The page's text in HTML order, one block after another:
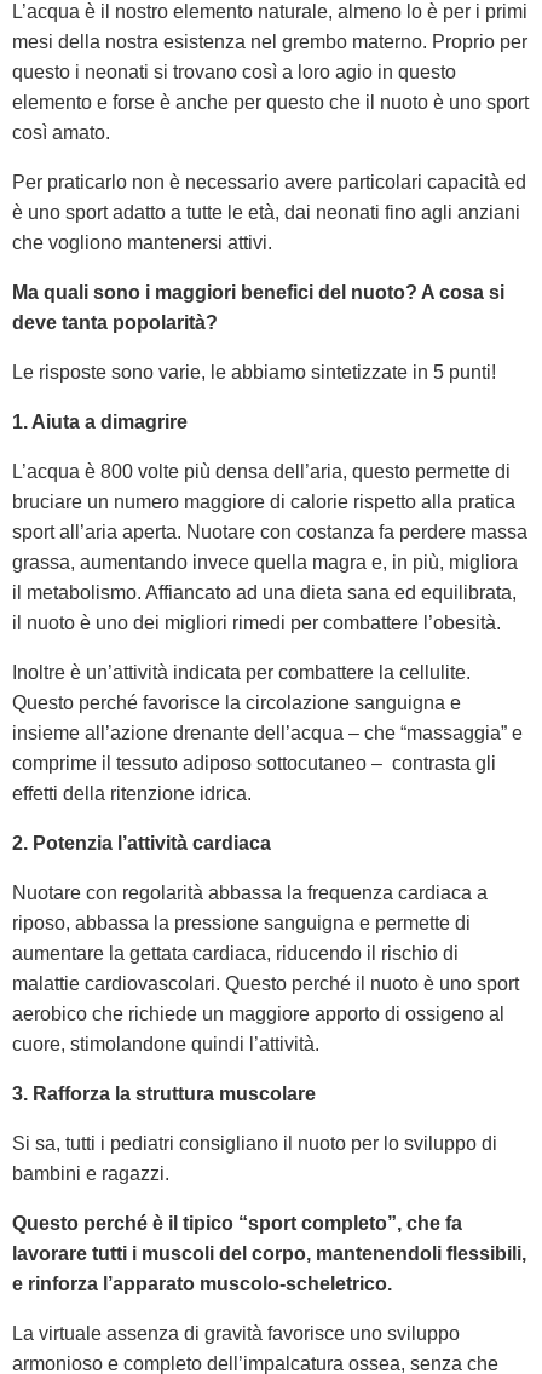
L’acqua è il nostro elemento naturale, almeno lo è per i primi
mesi della nostra esistenza nel grembo materno. Proprio per
questo i neonati si trovano così a loro agio in questo
elemento e forse è anche per questo che il nuoto è uno sport
così amato.
Per praticarlo non è necessario avere particolari capacità ed
è uno sport adatto a tutte le età, dai neonati fino agli anziani
che vogliono mantenersi attivi.
Ma quali sono i maggiori benefici del nuoto? A cosa si
deve tanta popolarità?
Le risposte sono varie, le abbiamo sintetizzate in 5 punti!
1. Aiuta a dimagrire
L’acqua è 800 volte più densa dell’aria, questo permette di
bruciare un numero maggiore di calorie rispetto alla pratica
sport all’aria aperta. Nuotare con costanza fa perdere massa
grassa, aumentando invece quella magra e, in più, migliora
il metabolismo. Affiancato ad una dieta sana ed equilibrata,
il nuoto è uno dei migliori rimedi per combattere l’obesità.
Inoltre è un’attività indicata per combattere la cellulite.
Questo perché favorisce la circolazione sanguigna e
insieme all’azione drenante dell’acqua – che “massaggia” e
comprime il tessuto adiposo sottocutaneo – contrasta gli
effetti della ritenzione idrica.
2. Potenzia l’attività cardiaca
Nuotare con regolarità abbassa la frequenza cardiaca a
riposo, abbassa la pressione sanguigna e permette di
aumentare la gettata cardiaca, riducendo il rischio di
malattie cardiovascolari. Questo perché il nuoto è uno sport
aerobico che richiede un maggiore apporto di ossigeno al
cuore, stimolandone quindi l’attività.
3. Rafforza la struttura muscolare
Si sa, tutti i pediatri consigliano il nuoto per lo sviluppo di
bambini e ragazzi.
Questo perché è il tipico “sport completo”, che fa
lavorare tutti i muscoli del corpo, mantenendoli flessibili,
e rinforza l’apparato muscolo-scheletrico.
La virtuale assenza di gravità favorisce uno sviluppo
armonioso e completo dell’impalcatura ossea, senza che